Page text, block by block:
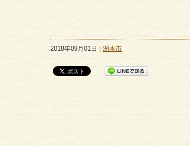
2018年09月01日 | 洲本市